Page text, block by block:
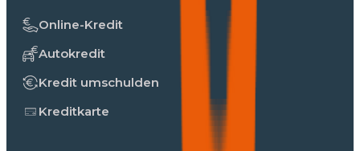
Online-Kredit
Autokredit
Kredit umschulden
Kreditkarte